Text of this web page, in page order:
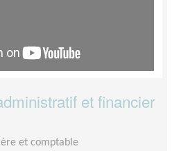
et financier
et comptable